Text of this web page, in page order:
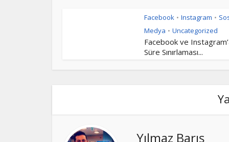
Facebook • Instagram •
Medya • Uncategorized
Facebook ve
Süre Sınırlaması...
Yılmaz Barış